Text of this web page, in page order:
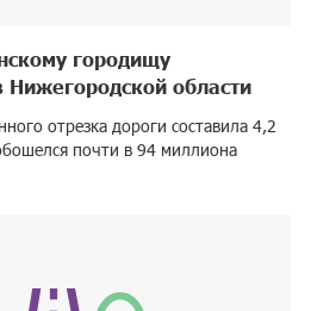
городищу
Нижегородской области
отрезка дороги составила 4,2
почти в 94 миллиона